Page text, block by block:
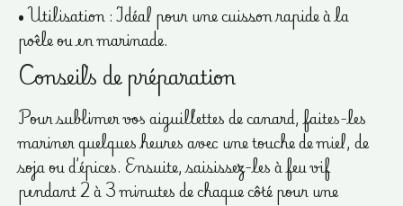
• Utilisation : Idéal pour une cuisson rapide à la
poêle ou en marinade.
Conseils de préparation
Pour sublimer vos aiguillettes de canard, faites-les
mariner quelques heures avec une touche de miel, de
soja ou d’épices. Ensuite, saisissez-les à feu vif
pendant 2 à 3 minutes de chaque côté pour une